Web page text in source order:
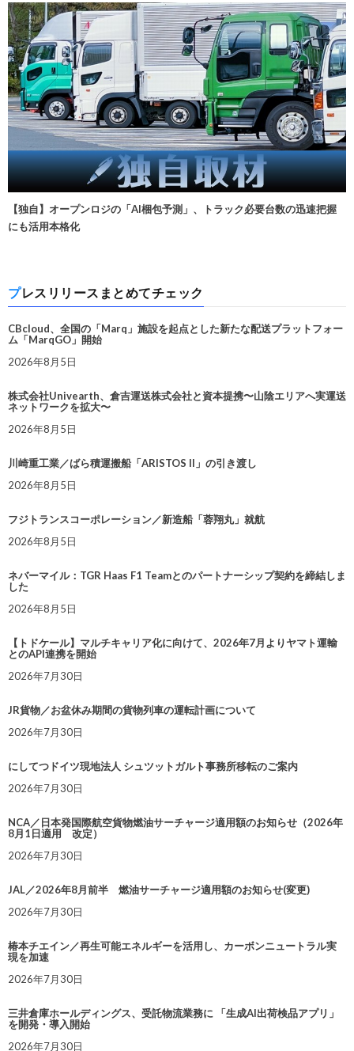
【独自】オープンロジの「AI梱包予測」、トラック必要台数の迅速把握
にも活用本格化
プレスリリースまとめてチェック
CBcloud、全国の「Marq」施設を起点とした新たな配送プラットフォー
ム「MarqGO」開始
2026年8月5日
株式会社Univearth、倉吉運送株式会社と資本提携〜山陰エリアへ実運送
ネットワークを拡大〜
2026年8月5日
川崎重工業／ばら積運搬船「ARISTOS II」の引き渡し
2026年8月5日
フジトランスコーポレーション／新造船「蓉翔丸」就航
2026年8月5日
ネバーマイル：TGR Haas F1 Teamとのパートナーシップ契約を締結しま
した
2026年8月5日
【トドケール】マルチキャリア化に向けて、2026年7月よりヤマト運輸
とのAPI連携を開始
2026年7月30日
JR貨物／お盆休み期間の貨物列車の運転計画について
2026年7月30日
にしてつドイツ現地法人 シュツットガルト事務所移転のご案内
2026年7月30日
NCA／日本発国際航空貨物燃油サーチャージ適用額のお知らせ（2026年
8月1日適用 改定）
2026年7月30日
JAL／2026年8月前半 燃油サーチャージ適用額のお知らせ(変更)
2026年7月30日
椿本チエイン／再生可能エネルギーを活用し、カーボンニュートラル実
現を加速
2026年7月30日
三井倉庫ホールディングス、受託物流業務に 「生成AI出荷検品アプリ」
を開発・導入開始
2026年7月30日